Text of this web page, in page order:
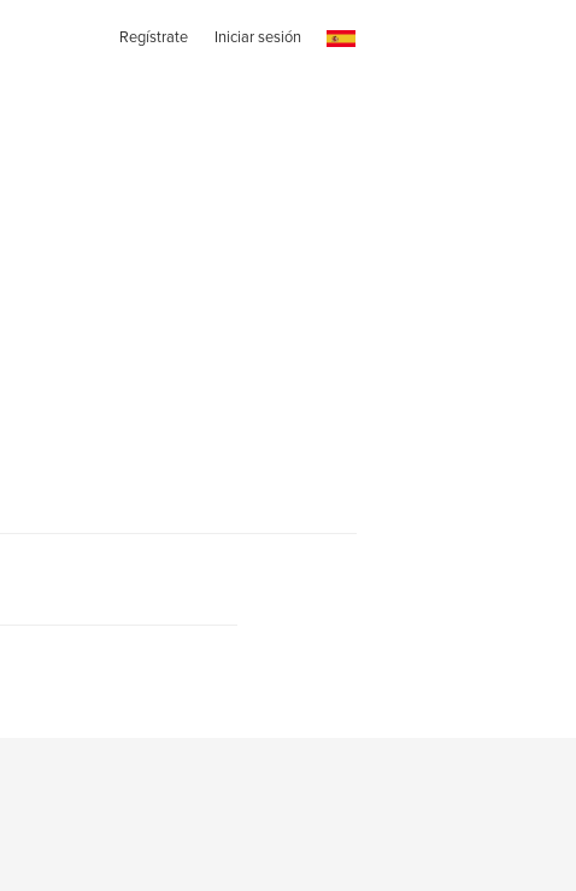
Regístrate Iniciar sesión